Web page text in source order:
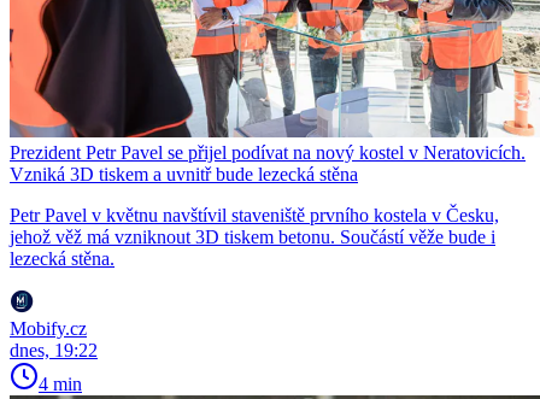
Prezident Petr Pavel se přijel podívat na nový kostel v Neratovicích.
Vzniká 3D tiskem a uvnitř bude lezecká stěna
Petr Pavel v květnu navštívil staveniště prvního kostela v Česku,
jehož věž má vzniknout 3D tiskem betonu. Součástí věže bude i
lezecká stěna.
Mobify.cz
dnes, 19:22
4 min